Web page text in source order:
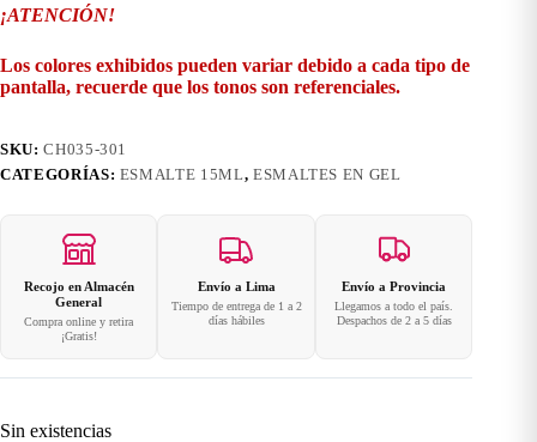
¡ATENCIÓN!
Los colores exhibidos pueden variar debido a cada tipo de
pantalla, recuerde que los tonos son referenciales.
SKU:CH035-301
CATEGORÍAS: ESMALTE 15ML, ESMALTES EN GEL
Recojo en Almacén
General
Compra online y retira
¡Gratis!
Envío a Lima
Tiempo de entrega de 1 a 2
días hábiles
Envío a Provincia
Llegamos a todo el país.
Despachos de 2 a 5 días
Sin existencias